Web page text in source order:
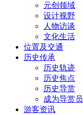
元创领域
设计视野
人物访谈
文化生活
位置及交通
历史传承
历史轨迹
历史焦点
历史导赏
成为导赏员
游客资讯